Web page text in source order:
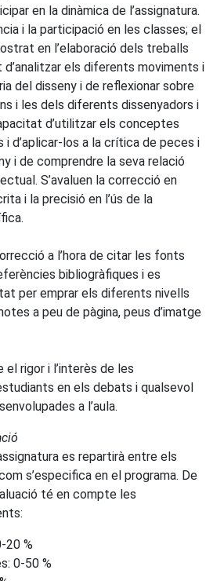
en la dinàmica de l’assignatura.
i la participació en les classes; el
en l’elaboració dels treballs
els diferents moviments i
del disseny i de reflexionar sobre
i les dels diferents dissenyadors i
d’utilitzar els conceptes
d’aplicar-los a la crítica de peces i
i de comprendre la seva relació
S’avaluen la correcció en
i la precisió en l’ús de la
a l’hora de citar les fonts
bibliogràfiques i es
per emprar els diferents nivells
a peu de pàgina, peus d’imatge
rigor i l’interès de les
en els debats i qualsevol
a l’aula.
es repartirà entre els
s’especifica en el programa. De
té en compte les
20 %
0-50 %